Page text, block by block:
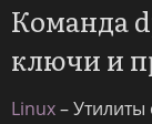
Команда
ключи и
Linux–